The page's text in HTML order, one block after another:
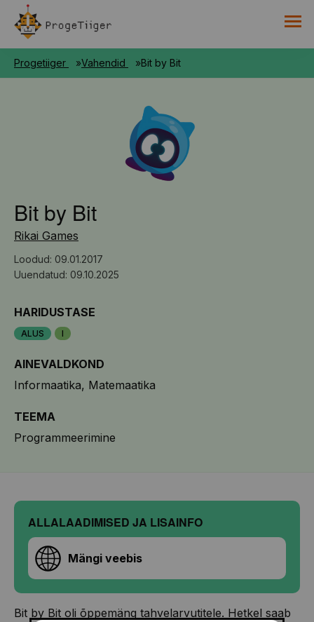
RAAMAT
Progetiiger Vahendid Bit by Bit
Bit by Bit
Rikai Games
Loodud: 09.01.2017
Uuendatud: 09.10.2025
HARIDUSTASE
ALUS I
AINEVALDKOND
Informaatika Matemaatika
TEEMA
Programmeerimine
ALLALAADIMISED JA LISAINFO
Mängi veebis
Bit by Bit oli õppemäng tahvelarvutitele. Hetkel saab